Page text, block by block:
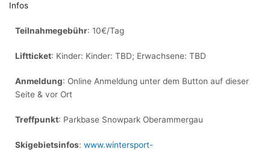
Infos
Teilnahmegebühr: 10€/Tag
Liftticket: Kinder: Kinder: TBD; Erwachsene: TBD
Anmeldung: Online Anmeldung unter dem Button auf dieser
Seite & vor Ort
Treffpunkt: Parkbase Snowpark Oberammergau
Skigebietsinfos: www.wintersport-